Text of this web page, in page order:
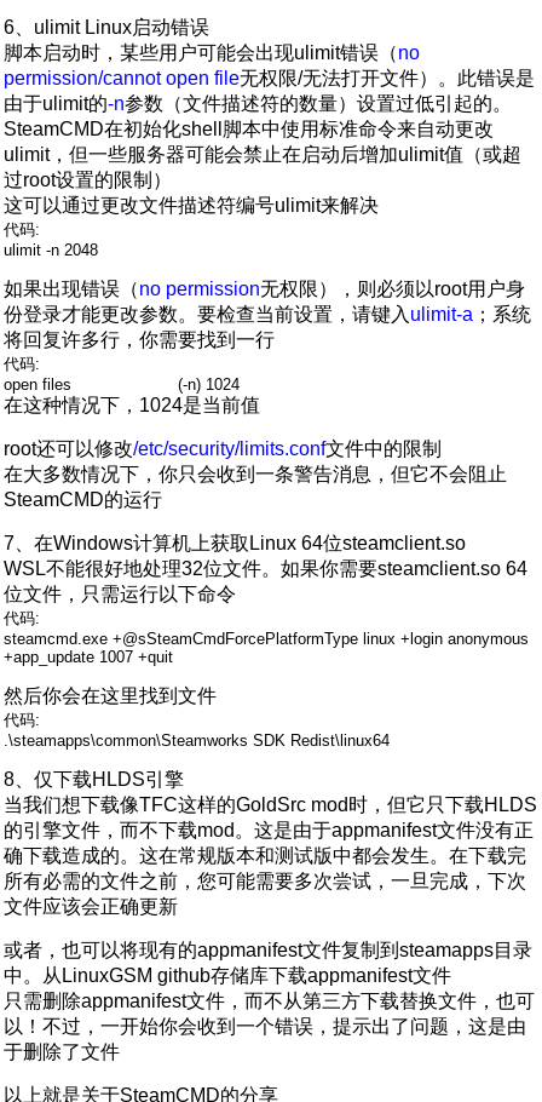
6、ulimit Linux启动错误
脚本启动时，某些用户可能会出现ulimit错误（no
permission/cannot open file无权限/无法打开文件）。此错误是
由于ulimit的-n参数（文件描述符的数量）设置过低引起的。
SteamCMD在初始化shell脚本中使用标准命令来自动更改
ulimit，但一些服务器可能会禁止在启动后增加ulimit值（或超
过root设置的限制）
这可以通过更改文件描述符编号ulimit来解决
代码:
ulimit -n 2048
如果出现错误（no permission无权限），则必须以root用户身
份登录才能更改参数。要检查当前设置，请键入 ulimit-a ；系统
将回复许多行，你需要找到一行
代码:
open files (-n) 1024
在这种情况下，1024是当前值
root还可以修改/etc/security/limits.conf文件中的限制
在大多数情况下，你只会收到一条警告消息，但它不会阻止
SteamCMD的运行
7、在Windows计算机上获取Linux 64位steamclient.so
WSL不能很好地处理32位文件。如果你需要steamclient.so 64
位文件，只需运行以下命令
代码:
steamcmd.exe +@sSteamCmdForcePlatformType linux +login anonymous
+app_update 1007 +quit
然后你会在这里找到文件
代码:
.\steamapps\common\Steamworks SDK Redist\linux64
8、仅下载HLDS引擎
当我们想下载像TFC这样的GoldSrc mod时，但它只下载HLDS
的引擎文件，而不下载mod。这是由于appmanifest文件没有正
确下载造成的。这在常规版本和测试版中都会发生。在下载完
所有必需的文件之前，您可能需要多次尝试，一旦完成，下次
文件应该会正确更新
或者，也可以将现有的appmanifest文件复制到steamapps目录
中。从LinuxGSM github存储库下载appmanifest文件
只需删除appmanifest文件，而不从第三方下载替换文件，也可
以！不过，一开始你会收到一个错误，提示出了问题，这是由
于删除了文件
以上就是关于SteamCMD的分享